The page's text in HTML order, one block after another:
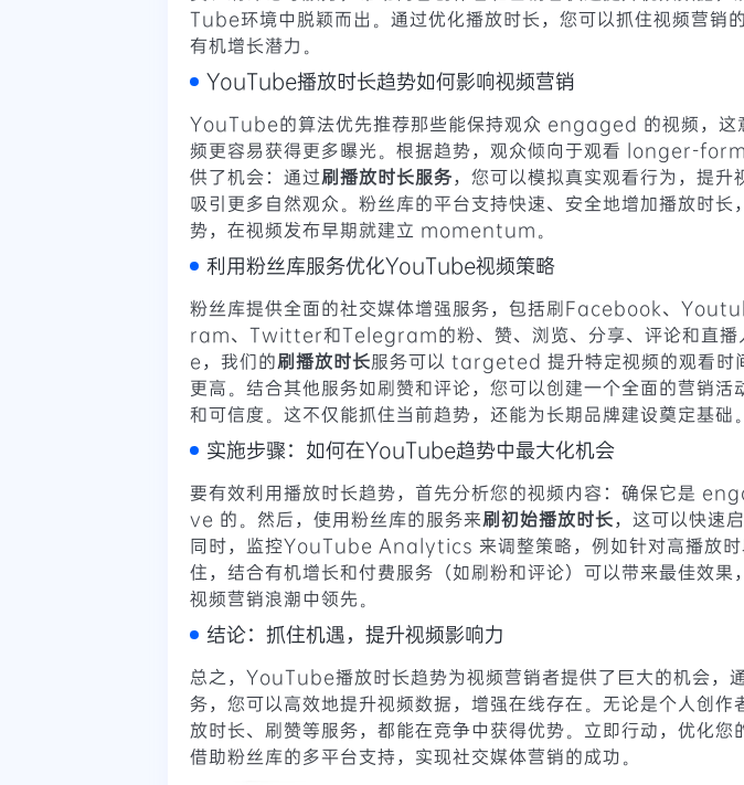
Tube环境中脱颖而出。通过优化播放时长，您可以抓住视频营销
有机增长潜力。
YouTube播放时长趋势如何影响视频营销
YouTube的算法优先推荐那些能保持观众 engaged 的视频，这
频更容易获得更多曝光。根据趋势，观众倾向于观看 longer-
供了机会：通过刷播放时长服务，您可以模拟真实观看行为，提升
吸引更多自然观众。粉丝库的平台支持快速、安全地增加播放时长
势，在视频发布早期就建立 momentum。
利用粉丝库服务优化YouTube视频策略
粉丝库提供全面的社交媒体增强服务，包括刷Facebook、
ram、Twitter和Telegram的粉、赞、浏览、分享、评论和直播
e，我们的刷播放时长服务可以 targeted 提升特定视频的观看时
更高。结合其他服务如刷赞和评论，您可以创建一个全面的营销活
和可信度。这不仅能抓住当前趋势，还能为长期品牌建设奠定基础。
实施步骤：如何在YouTube趋势中最大化机会
要有效利用播放时长趋势，首先分析您的视频内容：确保它是
ve 的。然后，使用粉丝库的服务来刷初始播放时长，这可以快速
同时，监控YouTube Analytics 来调整策略，例如针对高播放时
住，结合有机增长和付费服务（如刷粉和评论）可以带来最佳效
视频营销浪潮中领先。
结论：抓住机遇，提升视频影响力
总之，YouTube播放时长趋势为视频营销者提供了巨大的机会，
务，您可以高效地提升视频数据，增强在线存在。无论是个人创作
放时长、刷赞等服务，都能在竞争中获得优势。立即行动，优化
借助粉丝库的多平台支持，实现社交媒体营销的成功。